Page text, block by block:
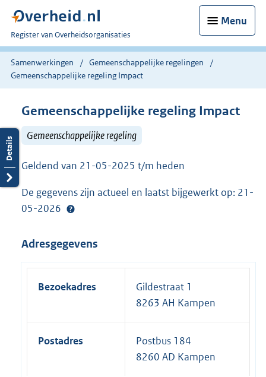
Menu
U
bent
nu
hier:
Register van Overheidsorganisaties
Samenwerkingen
Gemeenschappelijke regelingen
Gemeenschappelijke regeling Impact
Gemeenschappelijke regeling Impact
Gemeenschappelijke regeling
Geldend van 21-05-2025 t/m heden
De gegevens zijn actueel en laatst bijgewerkt op: 21-
05-2026
Adresgegevens
Bezoekadres
Gildestraat 1
8263 AH Kampen
Postadres
Postbus 184
8260 AD Kampen